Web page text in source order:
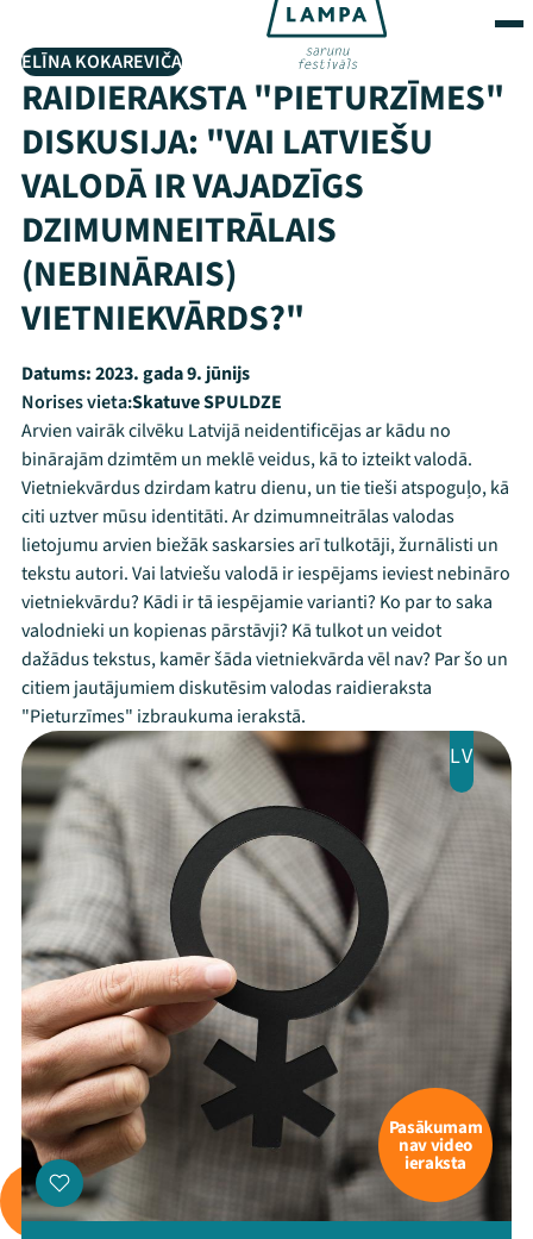
ELĪNA KOKAREVIČA
RAIDIERAKSTA "PIETURZĪMES"
DISKUSIJA: "VAI LATVIEŠU
VALODĀ IR VAJADZĪGS
DZIMUMNEITRĀLAIS
(NEBINĀRAIS)
VIETNIEKVĀRDS?"
Datums:2023. gada 9. jūnijs
Norises vieta:Skatuve SPULDZE
Arvien vairāk cilvēku Latvijā neidentificējas ar kādu no
binārajām dzimtēm un meklē veidus, kā to izteikt valodā.
Vietniekvārdus dzirdam katru dienu, un tie tieši atspoguļo, kā
citi uztver mūsu identitāti. Ar dzimumneitrālas valodas
lietojumu arvien biežāk saskarsies arī tulkotāji, žurnālisti un
tekstu autori. Vai latviešu valodā ir iespējams ieviest nebināro
vietniekvārdu? Kādi ir tā iespējamie varianti? Ko par to saka
valodnieki un kopienas pārstāvji? Kā tulkot un veidot
dažādus tekstus, kamēr šāda vietniekvārda vēl nav? Par šo un
citiem jautājumiem diskutēsim valodas raidieraksta
"Pieturzīmes" izbraukuma ierakstā.
LV
Pasākumam
nav video
ieraksta